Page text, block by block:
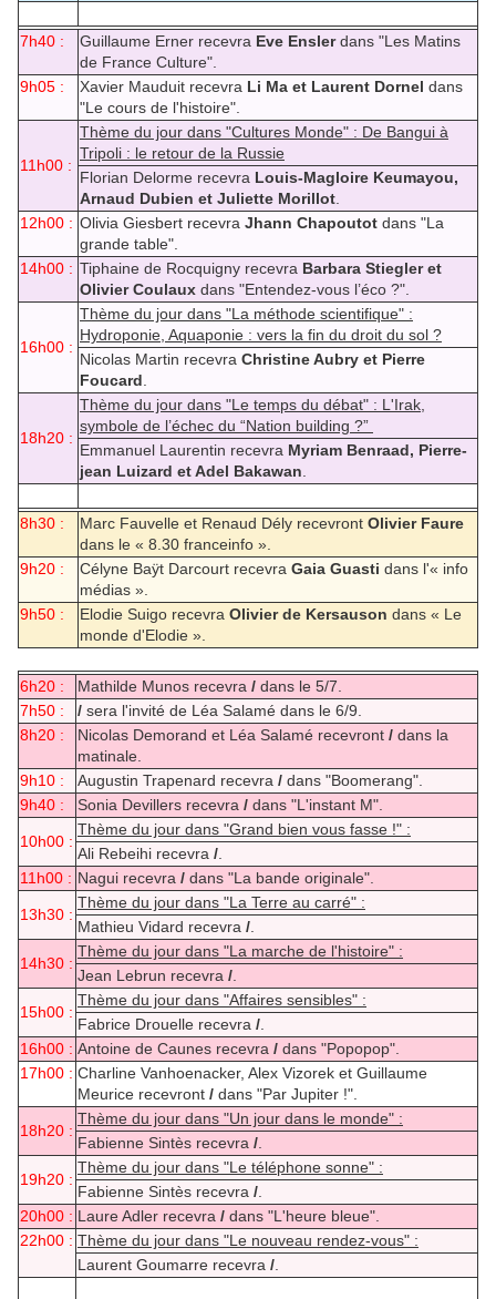
7h40 : Guillaume Erner recevra Eve Ensler dans "Les Matins
de France Culture".
9h05 :
Xavier Mauduit recevra Li Ma et Laurent Dornel dans
"Le cours de l'histoire".
11h00 :
Thème du jour dans "Cultures Monde" : De Bangui à
Tripoli : le retour de la Russie
Florian Delorme recevra Louis-Magloire Keumayou,
Arnaud Dubien et Juliette Morillot
12h00 : Olivia Giesbert recevra Jhann Chapoutot dans "La
grande table".
14h00 : Tiphaine de Rocquigny recevra Barbara Stiegler et
Olivier Coulaux dans "Entendez-vous l’éco ?".
16h00 :
Thème du jour dans "La méthode scientifique" :
Hydroponie, Aquaponie : vers la fin du droit du sol ?
Nicolas Martin recevra Christine Aubry et Pierre
Foucard
18h20 :
Thème du jour dans "Le temps du débat" : L'Irak,
symbole de l’échec du “Nation building ?”
Emmanuel Laurentin recevra Myriam Benraad, Pierre-
jean Luizard et Adel Bakawan
8h30 : Marc Fauvelle et Renaud Dély recevront Olivier Faure
dans le « 8.30 franceinfo ».
9h20 :
Célyne Baÿt Darcourt recevra Gaia Guasti dans l'« info
médias ».
9h50 :
Elodie Suigo recevra Olivier de Kersauson dans « Le
monde d'Elodie ».
6h20 : Mathilde Munos recevra / dans le 5/7.
7h50 :
/ sera l'invité de Léa Salamé dans le 6/9.
8h20 :
Nicolas Demorand et Léa Salamé recevront / dans la
matinale.
9h10 :
Augustin Trapenard recevra / dans "Boomerang".
9h40 :
Sonia Devillers recevra / dans "L'instant M".
10h00 :
Thème du jour dans "Grand bien vous fasse !" :
Ali Rebeihi recevra /
11h00 : Nagui recevra / dans "La bande originale".
13h30 :
Thème du jour dans "La Terre au carré" :
Mathieu Vidard recevra /
14h30 :
Thème du jour dans "La marche de l'histoire" :
Jean Lebrun recevra /
15h00 :
Thème du jour dans "Affaires sensibles" :
Fabrice Drouelle recevra /
16h00 : Antoine de Caunes recevra / dans "Popopop".
17h00 : Charline Vanhoenacker, Alex Vizorek et Guillaume
Meurice recevront / dans "Par Jupiter !".
18h20 :
Thème du jour dans "Un jour dans le monde" :
Fabienne Sintès recevra /
19h20 :
Thème du jour dans "Le téléphone sonne" :
Fabienne Sintès recevra /
20h00 : Laure Adler recevra / dans "L'heure bleue".
22h00 : Thème du jour dans "Le nouveau rendez-vous" :
Laurent Goumarre recevra /